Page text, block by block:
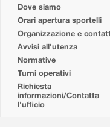
Dove siamo
Orari apertura sportelli
Organizzazione e
Avvisi all'utenza
Normative
Turni operativi
Richiesta
informazioni/Contatta
l'ufficio